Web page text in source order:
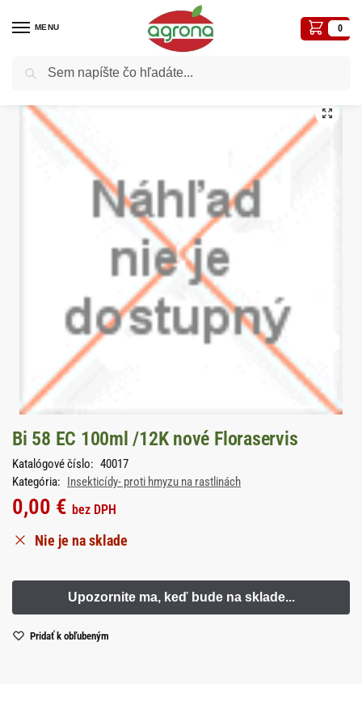
MENU 0
Domov Postreky-prípravky proti chorobám a škodcom
Bi 58 EC 100ml /12K nové Floraservis
Katalógové číslo: 40017
Kategória: Insekticídy- proti hmyzu na rastlinách
0,00 € bez DPH
Nie je na sklade
Pridať k obľubeným